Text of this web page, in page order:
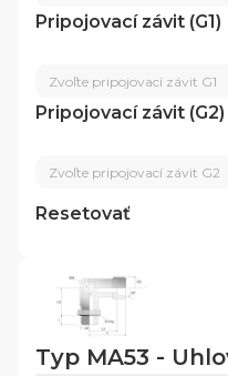
Pripojovací závit (G1)
Zvoľte pripojovací závit G1
Pripojovací závit (G2)
Zvoľte pripojovací závit G2
Resetovať
Typ MA53 -